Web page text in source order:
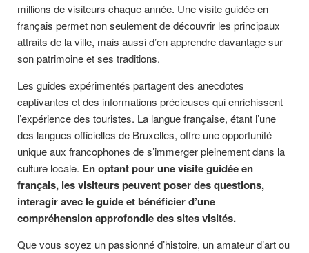
millions de visiteurs chaque année. Une visite guidée en
français permet non seulement de découvrir les principaux
attraits de la ville, mais aussi d’en apprendre davantage sur
son patrimoine et ses traditions.
Les guides expérimentés partagent des anecdotes
captivantes et des informations précieuses qui enrichissent
l’expérience des touristes. La langue française, étant l’une
des langues officielles de Bruxelles, offre une opportunité
unique aux francophones de s’immerger pleinement dans la
culture locale. En optant pour une visite guidée en
français, les visiteurs peuvent poser des questions,
interagir avec le guide et bénéficier d’une
compréhension approfondie des sites visités.
Que vous soyez un passionné d’histoire, un amateur d’art ou